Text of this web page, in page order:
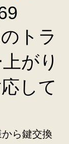
トラ
がり
して
ら鍵交換